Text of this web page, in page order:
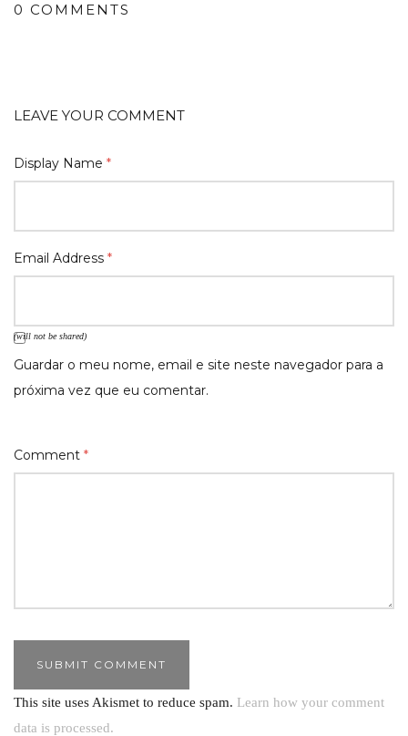
0 COMMENTS
LEAVE YOUR COMMENT
Display Name *
Email Address *
(will not be shared)
Guardar o meu nome, email e site neste navegador para a
próxima vez que eu comentar.
Comment *
This site uses Akismet to reduce spam. Learn how your comment
data is processed.